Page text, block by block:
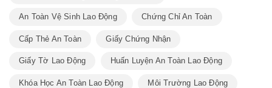
An Toàn Vệ Sinh Lao Động Chứng Chỉ An Toàn
Cấp Thẻ An Toàn Giấy Chứng Nhận
Giấy Tờ Lao Động Huấn Luyện An Toàn Lao Động
Khóa Học An Toàn Lao Động Môi Trường Lao Động